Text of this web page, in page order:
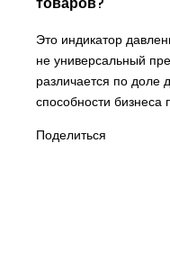
Это индикатор
не универсальный
различается по доле
способности бизнеса
Поделиться